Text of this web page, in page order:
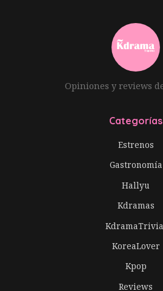
Opiniones y reviews
Categorías
Estrenos
Gastronomía
Hallyu
Kdramas
KoreaLover
Kpop
Reviews